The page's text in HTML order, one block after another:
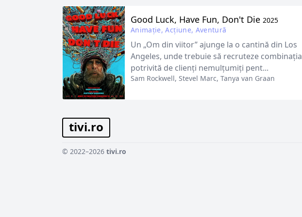
Good Luck, Have Fun, Don't Die 2025
Animație, Acțiune, Aventură
Un „Om din viitor” ajunge la o cantină din Los
Angeles, unde trebuie să recruteze combinația
potrivită de clienți nemulțumiți pent...
Sam Rockwell, Stevel Marc, Tanya van Graan
tivi.ro
© 2022–2026 tivi.ro